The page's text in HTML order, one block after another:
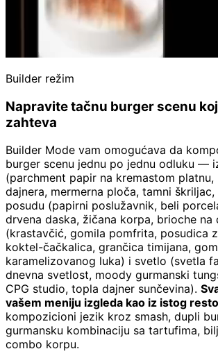
Builder režim
Napravite tačnu burger scenu
zahteva
Builder Mode vam omogućava da
burger scenu jednu po jednu odluku —
(parchment papir na kremastom
dajnera, mermerna ploča, tamni
posudu (papirni poslužavnik, beli
drvena daska, žičana korpa, brioche
(krastavčić, gomila pomfrita, posudica
koktel-čačkalica, grančica timijana,
karamelizovanog luka) i svetlo (svetla
dnevna svetlost, moody gurmanski
CPG studio, topla dajner sunčevina).
vašem meniju izgleda kao iz istog
kompozicioni jezik kroz smash, dupli
gurmansku kombinaciju sa tartufima,
combo korpu.